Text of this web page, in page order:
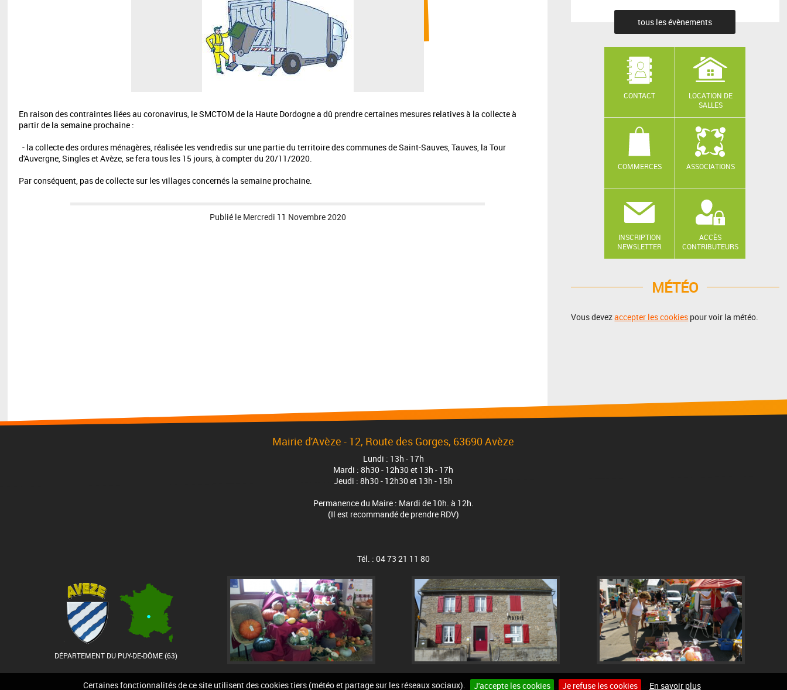
Certaines fonctionnalités de ce site utilisent des cookies tiers (météo et partage sur les réseaux sociaux). J'accepte les cookies Je refuse les cookies En savoir plus
En raison des contraintes liées au coronavirus, le SMCTOM de la Haute Dordogne a dû prendre certaines mesures relatives à la collecte à
partir de la semaine prochaine :
- la collecte des ordures ménagères, réalisée les vendredis sur une partie du territoire des communes de Saint-Sauves, Tauves, la Tour
d'Auvergne, Singles et Avèze, se fera tous les 15 jours, à compter du 20/11/2020.
Par conséquent, pas de collecte sur les villages concernés la semaine prochaine.
Publié le Mercredi 11 Novembre 2020
tous les évènements
CONTACT
LOCATION DE
SALLES
COMMERCES ASSOCIATIONS
INSCRIPTION
NEWSLETTER
ACCÈS
CONTRIBUTEURS
MÉTÉO
Vous devezaccepter les cookies pour voir la météo.
Mairie d'Avèze - 12, Route des Gorges, 63690 Avèze
Lundi : 13h - 17h
Mardi : 8h30 - 12h30 et 13h - 17h
Jeudi : 8h30 - 12h30 et 13h - 15h
Permanence du Maire : Mardi de 10h. à 12h.
(Il est recommandé de prendre RDV)
Tél. : 04 73 21 11 80
DÉPARTEMENT DU PUY-DE-DÔME (63)